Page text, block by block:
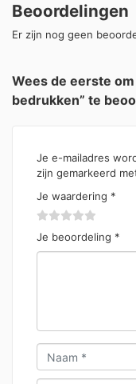
Beoordelingen
Er zijn nog geen
Wees de eerste
bedrukken” te
Je e-mailadres
zijn gemarkeerd
Je waardering *
Je beoordeling *